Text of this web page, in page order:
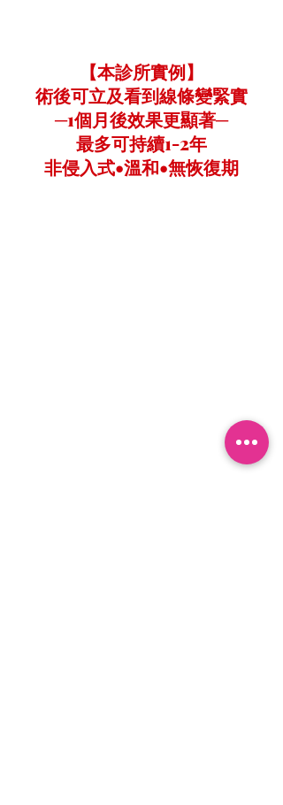
【本診所實例】
術後可立及看到線條變緊實
─1個月後效果更顯著─
最多可持續1-2年
非侵入式•溫和•無恢復期